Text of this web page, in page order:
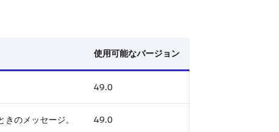
使用可能なバージョン
49.0
のメッセージ。 49.0